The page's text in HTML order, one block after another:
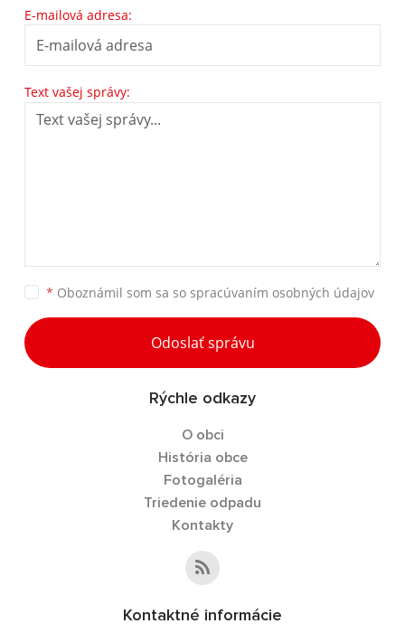
E-mailová adresa:
Text vašej správy:
* Oboznámil som sa so spracúvaním osobných údajov
Odoslať správu
Rýchle odkazy
O obci
História obce
Fotogaléria
Triedenie odpadu
Kontakty
Kontaktné informácie